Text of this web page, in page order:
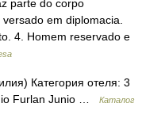
parte do corpo
em diplomacia.
4. Homem reservado e
Категория отеля: 3
Furlan Junio …
Каталог